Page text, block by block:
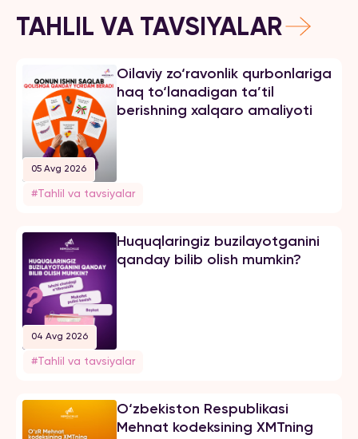
TAHLIL VA TAVSIYALAR
05 Avg 2026
Oilaviy zo‘ravonlik qurbonlariga
haq to‘lanadigan ta’til
berishning xalqaro amaliyoti
#Tahlil va tavsiyalar
04 Avg 2026
Huquqlaringiz buzilayotganini
qanday bilib olish mumkin?
#Tahlil va tavsiyalar
O‘zbekiston Respublikasi
Mehnat kodeksining XMTning